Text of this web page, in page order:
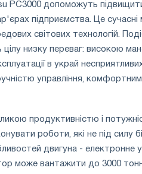
PC3000 допоможуть
підприємства. Це сучасні
світових технологій.
цілу низку переваг: високою
в украй
управління,
продуктивністю і
роботи, які не під силу
двигуна - електронне
може вантажити до 3000 тонн